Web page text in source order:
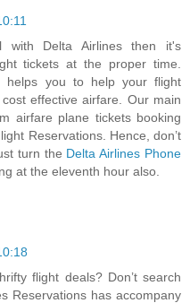
with Delta Airlines then it's
tickets at the proper time.
helps you to help your flight
effective airfare. Our main
airfare plane tickets booking
Reservations. Hence, don’t
turn the Delta Airlines Phone
at the eleventh hour also.
flight deals? Don’t search
Reservations has accompany